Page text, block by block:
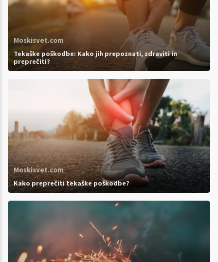
Moskisvet.com
Tekaške poškodbe: Kako jih prepoznati, zdraviti in
preprečiti?
Moskisvet.com
Kako preprečiti tekaške poškodbe?